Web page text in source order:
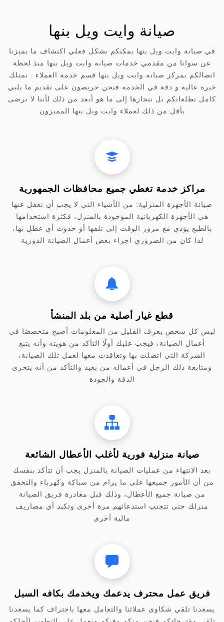
صيانة وايت ويل بنها
في صيانة وايت ويل بنها يمكنكم بشكل فعلي اكتشاف ما يميزنا
عن سوانا من مقدمي خدمات صيانه وايت ويل بنها منذ لحظة
اتصالكم بمركز صيانه وايت ويل بنها قسم خدمة العملاء . نمتلك
خبرة عالية و دقة في الخدمه فنحن حريصون على تقديم ما يلبي
كامل تطلعاتكم بل نتجازها إلى ما هو أبعد من ذلك لأننا لا نرضى
بأقل من ذلك لعملاء وايت ويل بنها المميزون
مراكز خدمة تغطي جميع محافظات الجمهورية
صيانة الأجهزة المنزلية: من الأشياء التي لا يجب أن نغفل عنها
هي الأجهزة الكهربائية الموجودة بالمنزل، فكثرة استخدامها
بالطبع يؤدي مع مرور الوقت إلى تلفها أو حدوث أي عطل بها،
لذا كان من الضروري اجراء بعض أعمال الصيانة الدورية
قطع غيار أصلية من بلد المنشأ
ليس كل شخص يعرف القليل من المعلومات أصبح متخصصًا في
أعمال الصيانة، فيجب عليك أولًا التأكد من هويته وأنه يتبع
الشركة التي اتصلت بها وتعاقدت معها لعمل تلك الصيانة،
ومتابعة ذلك الرجل في أعماله من بعيد والتأكد من أنه يتحرى
الدقة والجودة
صيانة منزلية فورية لأغلب الأعطال الشائعة
بعد الانتهاء من عمليات الصيانة بالمنزل يجب أن تتأكد بنفسك
من أن الأمور جميعها على ما يرام من سباكة وكهرباء والتحقق
من صيانة جميع الأعطال، وذلك قبل مغادرة فريق الصيانة
منزلك حتى تتجنب استدعائهم مرة أخرى وتكبد أي مصاريف
مالية أخرى
فريق عمل محترف يدعمك ويخدمك بكافه السبل
يسعدنا تلقي شكاوى عملائنا والتعامل معها باحتراف كما يسعدنا